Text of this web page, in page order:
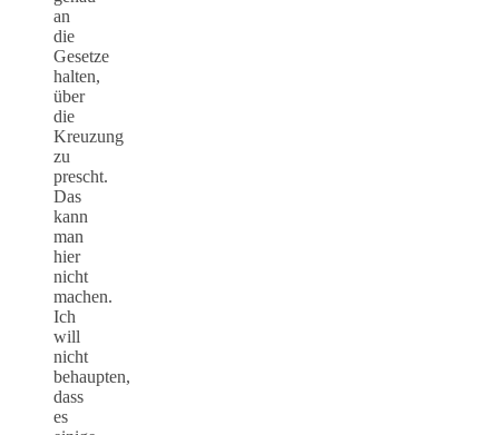
an
die
Gesetze
halten,
über
die
Kreuzung
zu
prescht.
Das
kann
man
hier
nicht
machen.
Ich
will
nicht
behaupten,
dass
es